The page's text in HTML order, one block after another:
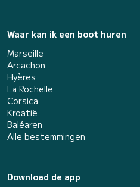
Waar kan ik een boot huren
Marseille
Arcachon
Hyères
La Rochelle
Corsica
Kroatië
Baléaren
Alle bestemmingen
Download de app